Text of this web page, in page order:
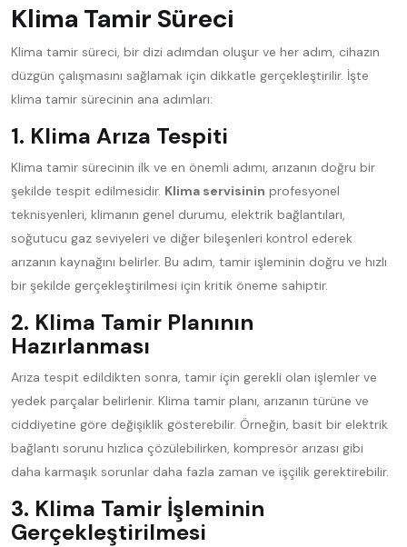
Klima Tamir Süreci
Klima tamir süreci, bir dizi adımdan oluşur ve her adım, cihazın
düzgün çalışmasını sağlamak için dikkatle gerçekleştirilir. İşte
klima tamir sürecinin ana adımları:
1. Klima Arıza Tespiti
Klima tamir sürecinin ilk ve en önemli adımı, arızanın doğru bir
şekilde tespit edilmesidir. Klima servisinin profesyonel
teknisyenleri, klimanın genel durumu, elektrik bağlantıları,
soğutucu gaz seviyeleri ve diğer bileşenleri kontrol ederek
arızanın kaynağını belirler. Bu adım, tamir işleminin doğru ve hızlı
bir şekilde gerçekleştirilmesi için kritik öneme sahiptir.
2. Klima Tamir Planının
Hazırlanması
Arıza tespit edildikten sonra, tamir için gerekli olan işlemler ve
yedek parçalar belirlenir. Klima tamir planı, arızanın türüne ve
ciddiyetine göre değişiklik gösterebilir. Örneğin, basit bir elektrik
bağlantı sorunu hızlıca çözülebilirken, kompresör arızası gibi
daha karmaşık sorunlar daha fazla zaman ve işçilik gerektirebilir.
3. Klima Tamir İşleminin
Gerçekleştirilmesi